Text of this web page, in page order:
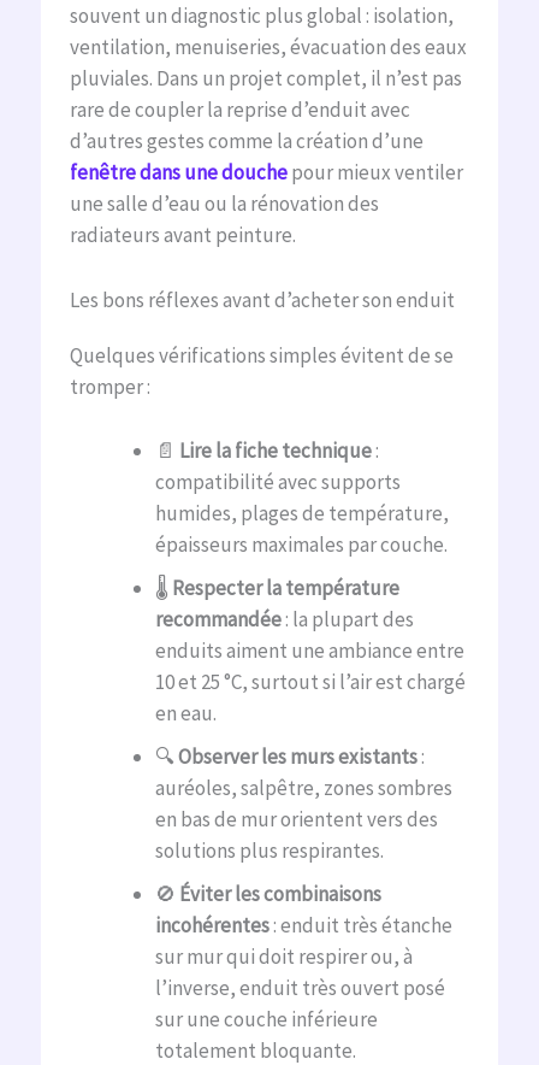
souvent un diagnostic plus global : isolation,
ventilation, menuiseries, évacuation des eaux
pluviales. Dans un projet complet, il n’est pas
rare de coupler la reprise d’enduit avec
d’autres gestes comme la création d’une
fenêtre dans une douchepour mieux ventiler
une salle d’eau ou la rénovation des
radiateurs avant peinture.
Les bons réflexes avant d’acheter son enduit
Quelques vérifications simples évitent de se
tromper :
📄 Lire la fiche technique:
compatibilité avec supports
humides, plages de température,
épaisseurs maximales par couche.
🌡️ Respecter la température
recommandée: la plupart des
enduits aiment une ambiance entre
10 et 25 °C, surtout si l’air est chargé
en eau.
🔍Observer les murs existants:
auréoles, salpêtre, zones sombres
en bas de mur orientent vers des
solutions plus respirantes.
🚫 Éviter les combinaisons
incohérentes: enduit très étanche
sur mur qui doit respirer ou, à
l’inverse, enduit très ouvert posé
sur une couche inférieure
totalement bloquante.